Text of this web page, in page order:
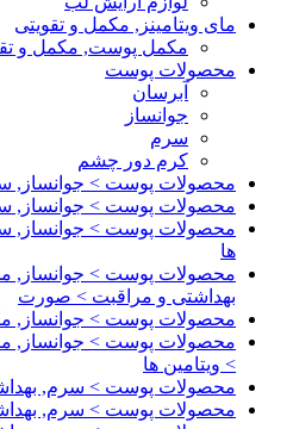
مای ویتامینز, مکمل و تقویتی
مکمل پوست, مکمل و
محصولات پوست
آبرسان
جوانساز
سرم
کرم دور چشم
محصولات پوست > جوانساز,
محصولات پوست > جوانساز,
محصولات پوست > جوانساز,
ها
محصولات پوست > جوانساز,
بهداشتی و مراقبت > صورت
محصولات پوست > جوانساز,
محصولات پوست > جوانساز,
> ویتامین ها
محصولات پوست > سرم,
محصولات پوست > سرم,